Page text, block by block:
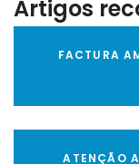
Artigos
FACTURA
ATENÇÃO